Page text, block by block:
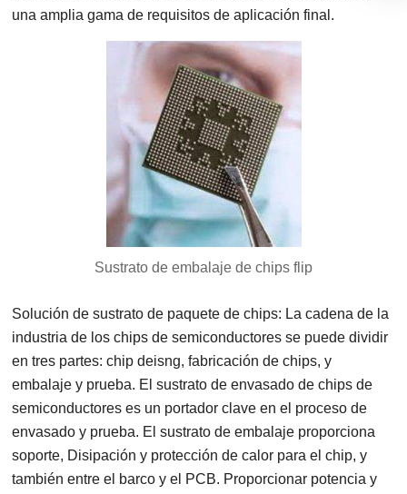
una amplia gama de requisitos de aplicación final.
Sustrato de embalaje de chips flip
Solución de sustrato de paquete de chips: La cadena de la
industria de los chips de semiconductores se puede dividir
en tres partes: chip deisng, fabricación de chips, y
embalaje y prueba. El sustrato de envasado de chips de
semiconductores es un portador clave en el proceso de
envasado y prueba. El sustrato de embalaje proporciona
soporte, Disipación y protección de calor para el chip, y
también entre el barco y el PCB. Proporcionar potencia y